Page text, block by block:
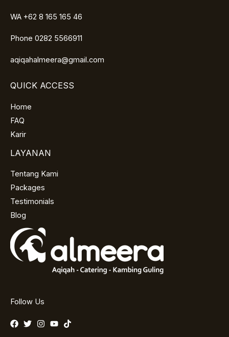
WA +62 8 165 165 46
Phone 0282 5566911
aqiqahalmeera@gmail.com
QUICK ACCESS
Home
FAQ
Karir
LAYANAN
Tentang Kami
Packages
Testimonials
Blog
Follow Us